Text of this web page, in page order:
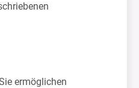
ermöglichen